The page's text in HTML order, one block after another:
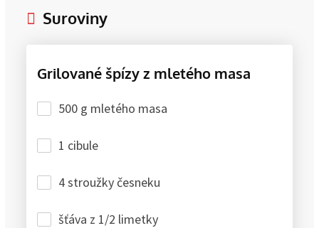
Suroviny
Grilované špízy z mletého masa
500 g mletého masa
1 cibule
4 stroužky česneku
šťáva z 1/2 limetky